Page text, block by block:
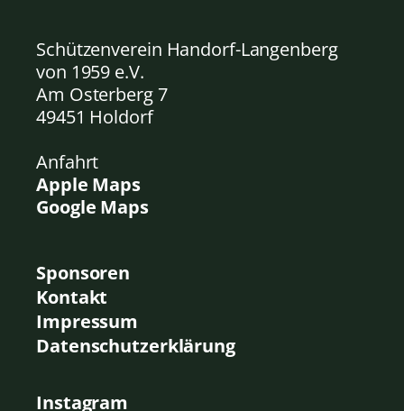
Schützenverein Handorf-Langenberg
von 1959 e.V.
Am Osterberg 7
49451 Holdorf
Anfahrt
Apple Maps
Google Maps
Sponsoren
Kontakt
Impressum
Datenschutzerklärung
Instagram